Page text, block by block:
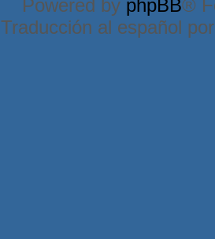
Powered by phpBB®
Traducción al español